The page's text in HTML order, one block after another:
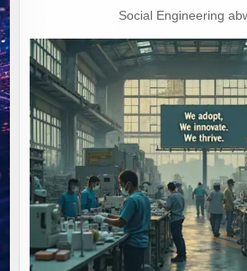
Social Engineering